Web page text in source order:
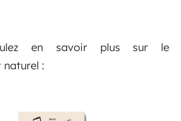
en savoir plus sur le
naturel :